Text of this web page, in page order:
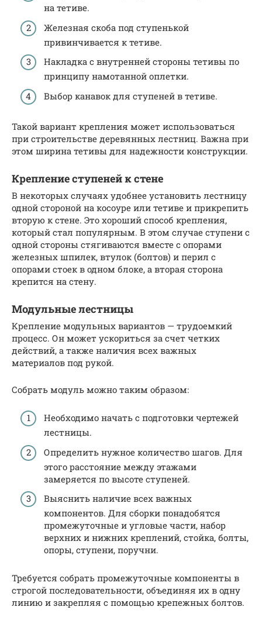
на тетиве.
Железная скоба под ступенькой
привинчивается к тетиве.
Накладка с внутренней стороны тетивы по
принципу намотанной оплетки.
Выбор канавок для ступеней в тетиве.
Такой вариант крепления может использоваться
при строительстве деревянных лестниц. Важна при
этом ширина тетивы для надежности конструкции.
Крепление ступеней к стене
В некоторых случаях удобнее установить лестницу
одной стороной на косоуре или тетиве и прикрепить
вторую к стене. Это хороший способ крепления,
который стал популярным. В этом случае ступени с
одной стороны стягиваются вместе с опорами
железных шпилек, втулок (болтов) и перил с
опорами стоек в одном блоке, а вторая сторона
крепится на стену.
Модульные лестницы
Крепление модульных вариантов — трудоемкий
процесс. Он может ускориться за счет четких
действий, а также наличия всех важных
материалов под рукой.
Собрать модуль можно таким образом:
Необходимо начать с подготовки чертежей
лестницы.
Определить нужное количество шагов. Для
этого расстояние между этажами
замеряется по высоте ступеней.
Выяснить наличие всех важных
компонентов. Для сборки понадобятся
промежуточные и угловые части, набор
верхних и нижних креплений, стойка, болты,
опоры, ступени, поручни.
Требуется собрать промежуточные компоненты в
строгой последовательности, объединяя их в одну
линию и закрепляя с помощью крепежных болтов.